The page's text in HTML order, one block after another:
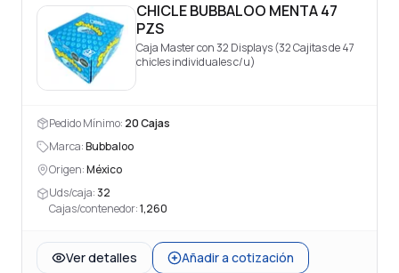
CHICLE BUBBALOO MENTA 47
PZS
Caja Master con 32 Displays (32 Cajitas de 47
chicles individuales c/u)
Pedido Mínimo: 20Cajas
Marca:Bubbaloo
Origen:México
Uds/caja:32
Cajas/contenedor:1,260
Ver detalles Añadir a cotización